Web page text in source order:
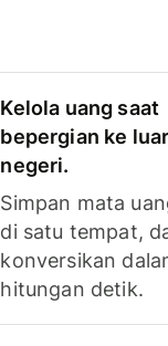
Kelola uang saat
bepergian ke luar
negeri.
Simpan mata
di satu tempat,
konversikan
hitungan detik.